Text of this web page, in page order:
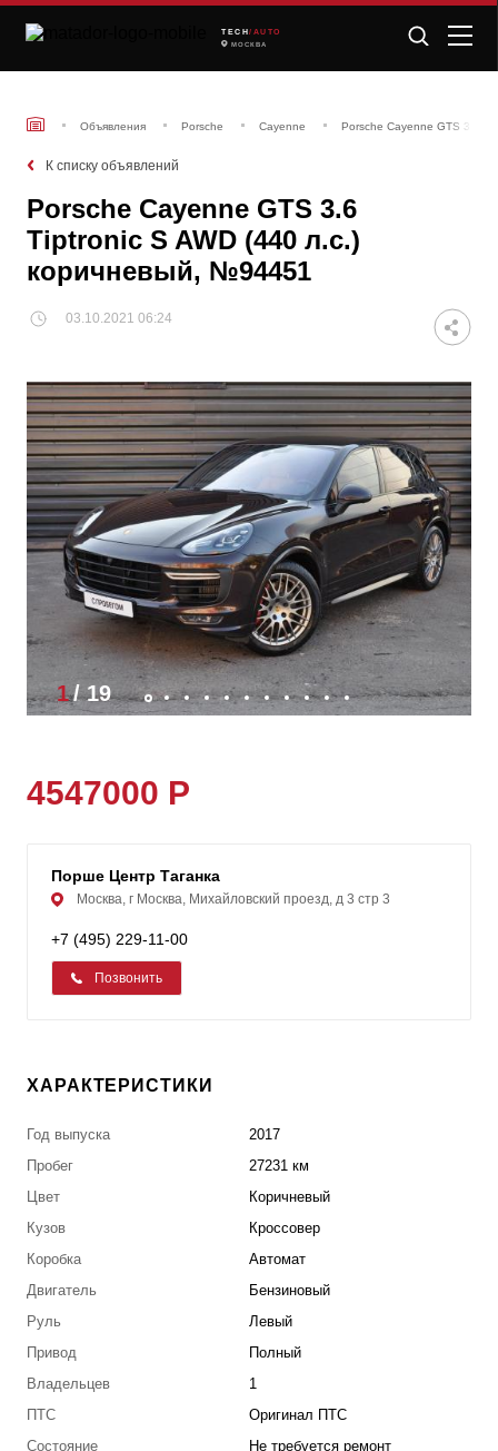
TECH /AUTO
МОСКВА
Объявления Porsche Cayenne Porsche Cayenne GTS 3.6
К списку объявлений
Porsche Cayenne GTS 3.6
Tiptronic S AWD (440 л.с.)
коричневый, №94451
03.10.2021 06:24
1/19
4547000 Р
Порше Центр Таганка
Москва, г Москва, Михайловский проезд, д 3 стр 3
+7 (495) 229-11-00
Позвонить
ХАРАКТЕРИСТИКИ
Год выпуска
2017
Пробег
27231 км
Цвет
Коричневый
Кузов
Кроссовер
Коробка
Автомат
Двигатель
Бензиновый
Руль
Левый
Привод
Полный
Владельцев
1
ПТС
Оригинал ПТС
Состояние
Не требуется ремонт